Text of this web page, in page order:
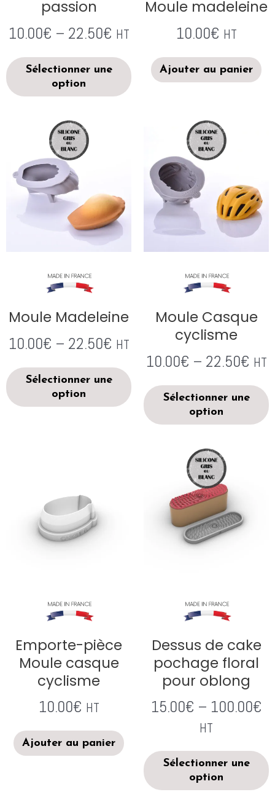
passion
10.00€ – 22.50€ HT
Sélectionner une
option
Moule madeleine
10.00€ HT
Ajouter au panier
Moule Madeleine
10.00€ – 22.50€ HT
Sélectionner une
option
Moule Casque
cyclisme
10.00€ – 22.50€ HT
Sélectionner une
option
Emporte-pièce
Moule casque
cyclisme
10.00€ HT
Ajouter au panier
Dessus de cake
pochage floral
pour oblong
15.00€ – 100.00€
HT
Sélectionner une
option